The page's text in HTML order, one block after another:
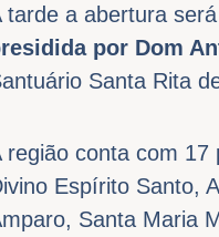
tarde a abertura
por Dom
Santa Rita
região conta com 17
Espírito Santo,
Santa Maria